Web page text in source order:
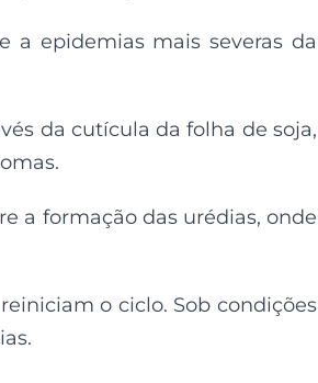
a epidemias mais severas da
da cutícula da folha de soja,
a formação das urédias, onde
o ciclo. Sob condições